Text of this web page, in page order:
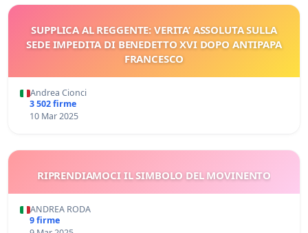
SUPPLICA AL REGGENTE: VERITA’ ASSOLUTA SULLA
SEDE IMPEDITA DI BENEDETTO XVI DOPO ANTIPAPA
FRANCESCO
Andrea Cionci
3 502 firme
10 Mar 2025
RIPRENDIAMOCI IL SIMBOLO DEL MOVINENTO
ANDREA RODA
9 firme